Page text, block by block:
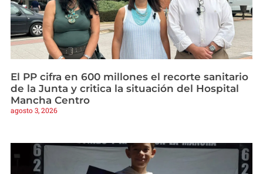
El PP cifra en 600 millones el recorte sanitario
de la Junta y critica la situación del Hospital
Mancha Centro
agosto 3, 2026